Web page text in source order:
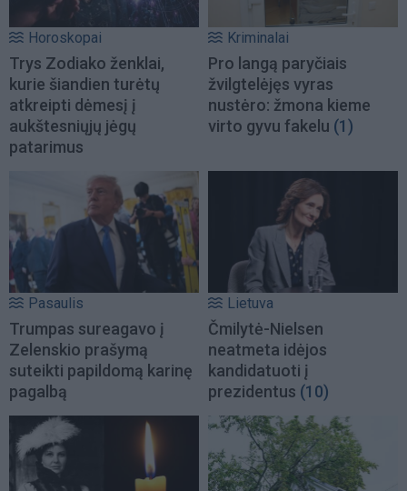
Horoskopai
Trys Zodiako ženklai,
kurie šiandien turėtų
atkreipti dėmesį į
aukštesniųjų jėgų
patarimus
Kriminalai
Pro langą paryčiais
žvilgtelėjęs vyras
nustėro: žmona kieme
virto gyvu fakelu (1)
Pasaulis
Trumpas sureagavo į
Zelenskio prašymą
suteikti papildomą karinę
pagalbą
Lietuva
Čmilytė-Nielsen
neatmeta idėjos
kandidatuoti į
prezidentus (10)